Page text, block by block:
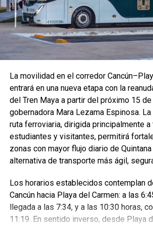
La Presidenta Claudia Sheinbaum
nacional desde San Nicolás de los
donde firmó el Decreto que establece
de Reforestación y tomó juramento a
Medio Ambiente, en el marco del Día
Pueblos Indígenas.
La movilidad en el corredor
entrará en una nueva etapa con la
del Tren Maya a partir del próximo 15
gobernadora Mara Lezama Espinosa.
ruta ferroviaria, dirigida principalmente a
estudiantes y visitantes, permitirá
zonas con mayor flujo diario de
alternativa de transporte más ágil,
Los horarios establecidos contemplan
Cancún hacia Playa del Carmen: a las
llegada a las 7:34, y a las 10:30 horas,
11:19. En sentido inverso, desde Playa